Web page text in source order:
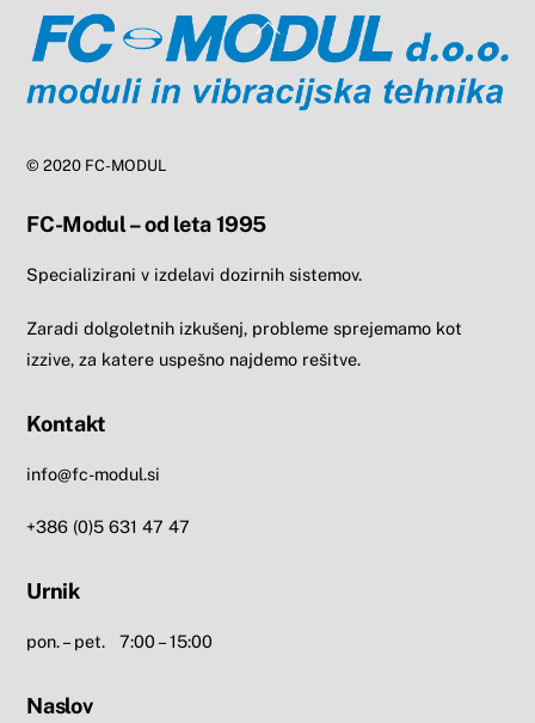
Back
To
Top
© 2020 FC-MODUL
FC-Modul – od leta 1995
Specializirani v izdelavi dozirnih sistemov.
Zaradi dolgoletnih izkušenj, probleme sprejemamo kot
izzive, za katere uspešno najdemo rešitve.
Kontakt
info@fc-modul.si
+386 (0)5 631 47 47
Urnik
pon. – pet. 7:00 – 15:00
Naslov